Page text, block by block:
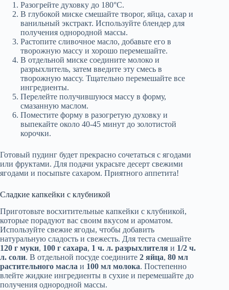
Разогрейте духовку до 180°C.
В глубокой миске смешайте творог, яйца, сахар и
ванильный экстракт. Используйте блендер для
получения однородной массы.
Растопите сливочное масло, добавьте его в
творожную массу и хорошо перемешайте.
В отдельной миске соедините молоко и
разрыхлитель, затем введите эту смесь в
творожную массу. Тщательно перемешайте все
ингредиенты.
Перелейте получившуюся массу в форму,
смазанную маслом.
Поместите форму в разогретую духовку и
выпекайте около 40-45 минут до золотистой
корочки.
Готовый пудинг будет прекрасно сочетаться с ягодами
или фруктами. Для подачи украсьте десерт свежими
ягодами и посыпьте сахаром. Приятного аппетита!
Сладкие капкейки с клубникой
Приготовьте восхитительные капкейки с клубникой,
которые порадуют вас своим вкусом и ароматом.
Используйте свежие ягоды, чтобы добавить
натуральную сладость и свежесть. Для теста смешайте
120 г муки, 100 г сахара, 1 ч. л. разрыхлителя и 1/2 ч.
л. соли. В отдельной посуде соедините 2 яйца, 80 мл
растительного масла и 100 мл молока. Постепенно
влейте жидкие ингредиенты в сухие и перемешайте до
получения однородной массы.